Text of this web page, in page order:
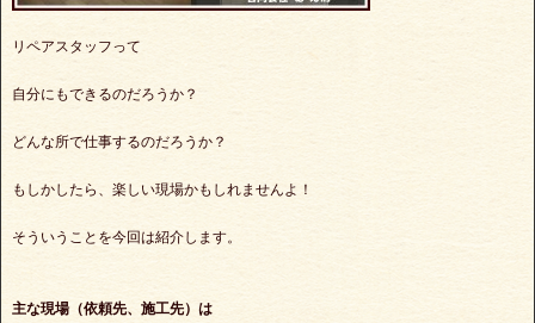
リペアスタッフって
自分にもできるのだろうか？
どんな所で仕事するのだろうか？
もしかしたら、楽しい現場かもしれませんよ！
そういうことを今回は紹介します。
主な現場（依頼先、施工先）は